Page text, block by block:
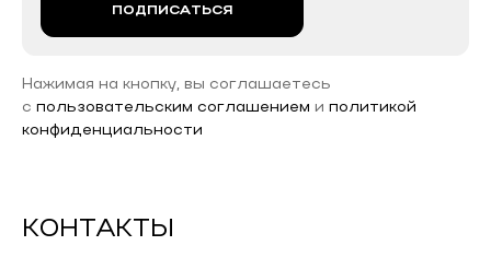
ПОДПИСАТЬСЯ
Нажимая на кнопку, вы соглашаетесь
с пользовательским соглашением и политикой
конфиденциальности
КОНТАКТЫ